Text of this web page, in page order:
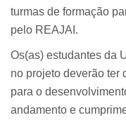
turmas de formação
pelo REAJAI.
Os(as) estudantes da
no projeto deverão ter
para o
andamento e